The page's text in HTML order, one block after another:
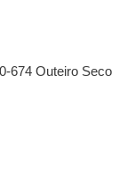
674 Outeiro Seco